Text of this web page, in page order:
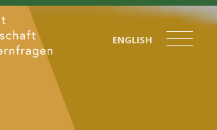
ENGLISH